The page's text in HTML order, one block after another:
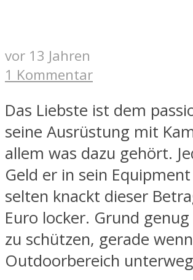
vor 13 Jahren
1 Kommentar
Das Liebste ist dem
seine Ausrüstung mit
allem was dazu gehört.
Geld er in sein
selten knackt dieser
Euro locker. Grund
zu schützen, gerade
Outdoorbereich